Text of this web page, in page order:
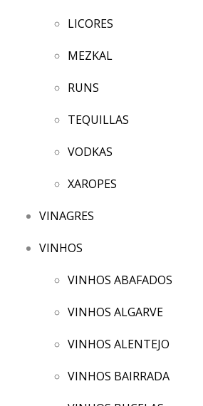
LICORES
MEZKAL
RUNS
TEQUILLAS
VODKAS
XAROPES
VINAGRES
VINHOS
VINHOS ABAFADOS
VINHOS ALGARVE
VINHOS ALENTEJO
VINHOS BAIRRADA